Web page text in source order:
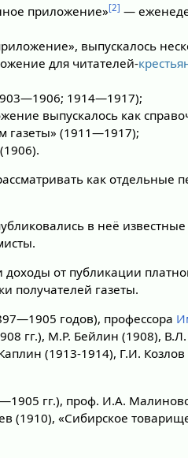
приложение»[2] —
выпускалось
для читателей-
1914—1917);
выпускалось как
газеты» (1911—1917);
как отдельные
в неё
доходы от публикации
получателей газеты.
годов), профессора
гг.), М.Р. Бейлин (1908),
(1913-1914), Г.И.
гг.), проф. И.А.
(1910), «Сибирское